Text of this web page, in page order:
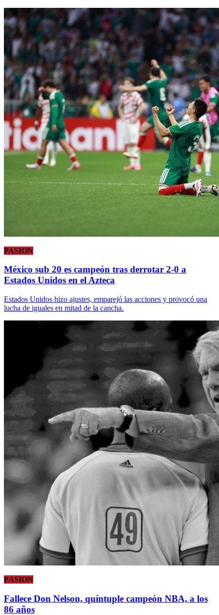
PASION
México sub 20 es campeón tras derrotar 2-0 a
Estados Unidos en el Azteca
Estados Unidos hizo ajustes, emparejó las acciones y provocó una
lucha de iguales en mitad de la cancha.
PASION
Fallece Don Nelson, quíntuple campeón NBA, a los
86 años